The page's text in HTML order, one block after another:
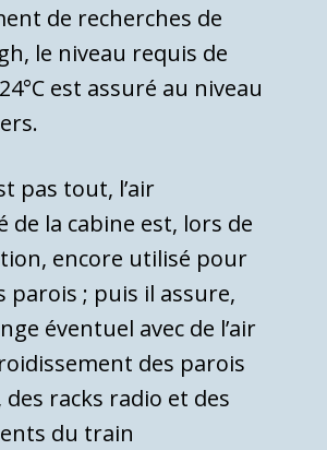
de recherches de
le niveau requis de
est assuré au niveau
pas tout, l’air
de la cabine est, lors de
encore utilisé pour
parois ; puis il assure,
éventuel avec de l’air
des parois
des racks radio et des
du train